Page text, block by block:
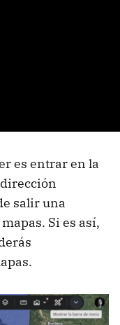
es entrar en la
salir una
Si es así,